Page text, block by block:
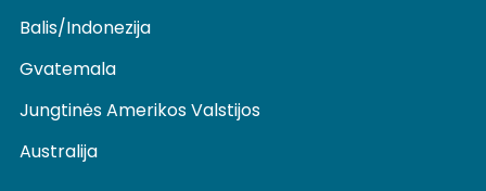
Balis/Indonezija
Gvatemala
Jungtinės Amerikos Valstijos
Australija